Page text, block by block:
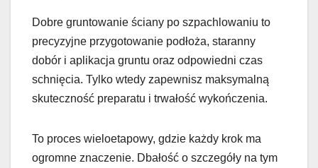
Dobre gruntowanie ściany po szpachlowaniu to
precyzyjne przygotowanie podłoża, staranny
dobór i aplikacja gruntu oraz odpowiedni czas
schnięcia. Tylko wtedy zapewnisz maksymalną
skuteczność preparatu i trwałość wykończenia.
To proces wieloetapowy, gdzie każdy krok ma
ogromne znaczenie. Dbałość o szczegóły na tym